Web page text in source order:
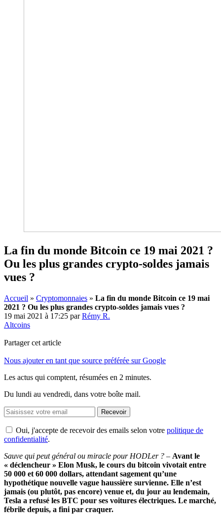
La fin du monde Bitcoin ce 19 mai 2021 ?
Ou les plus grandes crypto-soldes jamais
vues ?
Accueil » Cryptomonnaies » La fin du monde Bitcoin ce 19 mai
2021 ? Ou les plus grandes crypto-soldes jamais vues ?
19 mai 2021 à 17:25 parRémy R.
Altcoins
Partager cet article
Nous ajouter en tant que source préférée sur Google
Les actus qui comptent, résumées en 2 minutes.
Du lundi au vendredi, dans votre boîte mail.
Recevoir
Oui, j'accepte de recevoir des emails selon votre politique de
confidentialité.
Sauve qui peut général ou miracle pour HODLer ? – Avant le
« déclencheur » Elon Musk, le cours du bitcoin vivotait entre
50 000 et 60 000 dollars, attendant sagement qu’une
hypothétique nouvelle vague haussière survienne. Elle n’est
jamais (ou plutôt, pas encore) venue et, du jour au lendemain,
Tesla a refusé les BTC pour ses voitures électriques. Le marché,
fébrile depuis, a fini par craquer.